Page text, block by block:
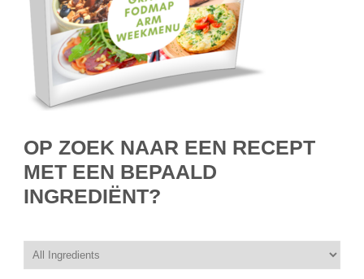
OP ZOEK NAAR EEN RECEPT
MET EEN BEPAALD
INGREDIËNT?